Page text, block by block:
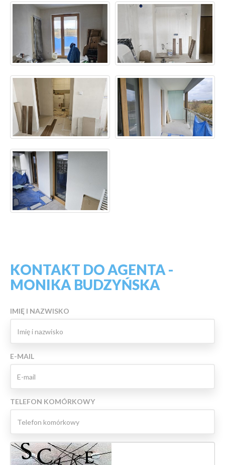
KONTAKT DO AGENTA -
MONIKA BUDZYŃSKA
IMIĘ I NAZWISKO
E-MAIL
TELEFON KOMÓRKOWY